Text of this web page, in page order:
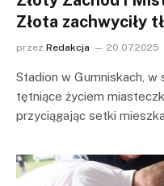
Złota zachwyciły
przez Redakcja 20.07.2025
Stadion w Gumniskach, w
tętniące życiem
przyciągając setki